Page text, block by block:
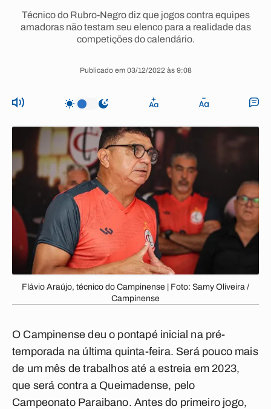
Técnico do Rubro-Negro diz que jogos contra equipes
amadoras não testam seu elenco para a realidade das
competições do calendário.
Publicado em 03/12/2022 às 9:08
Flávio Araújo, técnico do Campinense | Foto: Samy Oliveira /
Campinense
O Campinense deu o pontapé inicial na pré-
temporada na última quinta-feira. Será pouco mais
de um mês de trabalhos até a estreia em 2023,
que será contra a Queimadense, pelo
Campeonato Paraibano. Antes do primeiro jogo,